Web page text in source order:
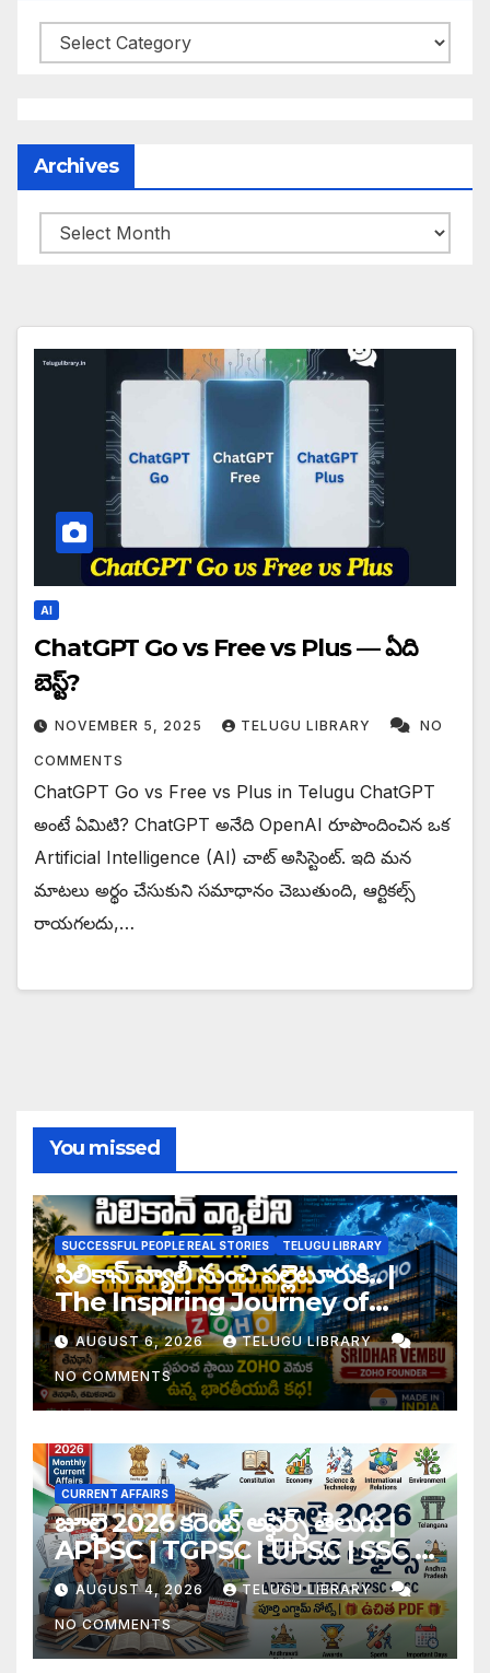
Categories
Archives
Archives
AI
ChatGPT Go vs Free vs Plus — ఏది
బెస్ట్?
NOVEMBER 5, 2025 TELUGU LIBRARY NO
COMMENTS
ChatGPT Go vs Free vs Plus in Telugu ChatGPT
అంటే ఏమిటి? ChatGPT అనేది OpenAI రూపొందించిన ఒక
Artificial Intelligence (AI) చాట్ అసిస్టెంట్. ఇది మన
మాటలు అర్థం చేసుకుని సమాధానం చెబుతుంది, ఆర్టికల్స్
రాయగలదు,…
You missed
SUCCESSFUL PEOPLE REAL STORIES TELUGU LIBRARY
సిలికాన్ వ్యాలీ నుంచి పల్లెటూరుకి.. |
The Inspiring Journey of
Zoho Founder Sridhar
Vembu
AUGUST 6, 2026 TELUGU LIBRARY
NO COMMENTS
CURRENT AFFAIRS
జూలై 2026 కరెంట్ అఫైర్స్ తెలుగు |
APPSC | TGPSC | UPSC | SSC |
Banking Exam Notes
AUGUST 4, 2026 TELUGU LIBRARY
NO COMMENTS